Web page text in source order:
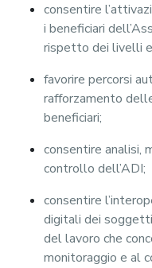
consentire
i beneficiari
rispetto dei livelli
favorire percorsi
rafforzamento
beneficiari;
consentire analisi,
controllo dell’ADI;
consentire
digitali dei
del lavoro che
monitoraggio e al